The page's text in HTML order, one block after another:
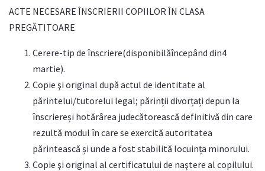
ACTE NECESARE ÎNSCRIERII COPIILOR ÎN CLASA
PREGĂTITOARE
Cerere-tip de înscriere(disponibilăîncepând din4
martie).
Copie şi original după actul de identitate al
părintelui/tutorelui legal; părinții divorțați depun la
înscriereși hotărârea judecătorească definitivă din care
rezultă modul în care se exercită autoritatea
părintească și unde a fost stabilită locuința minorului.
Copie şi original al certificatului de naştere al copilului.